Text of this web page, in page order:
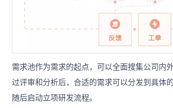
需求池作为需求的起点，可以全面搜集公司内
过评审和分析后，合适的需求可以分发到具体
随后启动立项研发流程。